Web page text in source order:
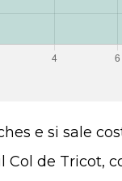
e si sale
Col de Tricot,